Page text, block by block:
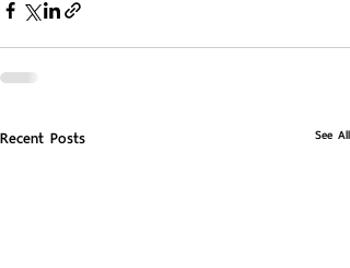
Recent Posts See All